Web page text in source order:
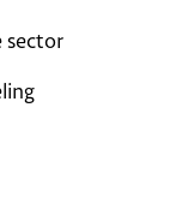
sector